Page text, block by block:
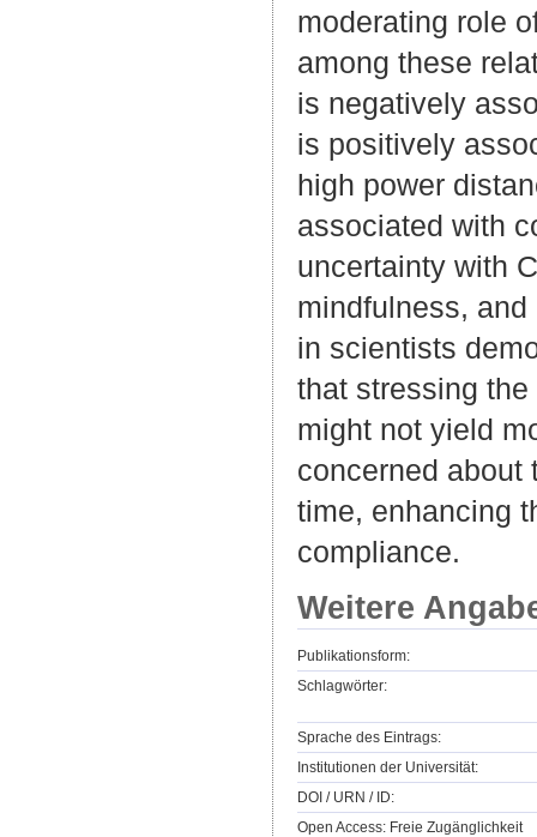
moderating role
among these
is negatively
is positively
high power
associated with
uncertainty with
mindfulness,
in scientists
that stressing
might not yield
concerned about
time, enhancing
compliance.
Weitere
Publikationsform:
Schlagwörter:
Sprache des Eintrags:
Institutionen der Universität:
DOI / URN / ID:
Open Access: Freie Zugänglichkeit